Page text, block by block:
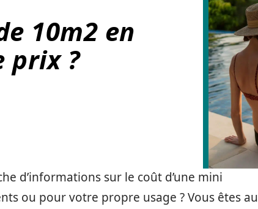
10m2 en
prix ?
d’informations sur le coût d’une mini
ou pour votre propre usage ? Vous êtes au